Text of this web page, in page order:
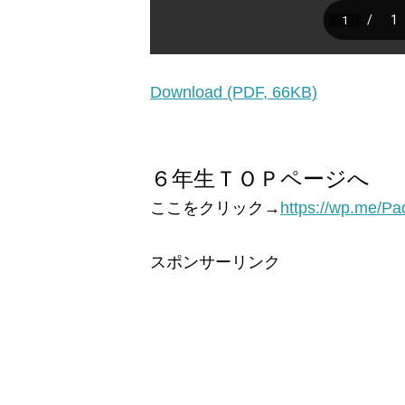
Download (PDF, 66KB)
６年生ＴＯＰページへ
ここをクリック→ https://wp.me/
スポンサーリンク